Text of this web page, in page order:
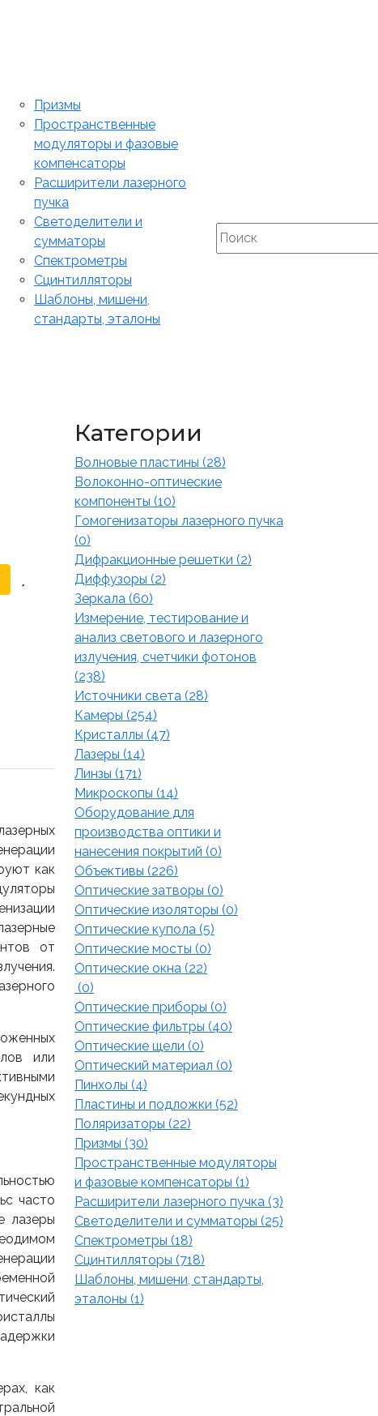
Призмы
Пространственные
модуляторы и фазовые
компенсаторы
Расширители лазерного
пучка
Светоделители и
сумматоры
Спектрометры
Сцинтилляторы
Шаблоны, мишени,
стандарты, эталоны
как
от
или
часто
лазеры
как
Категории
Волновые пластины (28)
Волоконно-оптические
компоненты (10)
Гомогенизаторы лазерного пучка
(0)
Дифракционные решетки (2)
Диффузоры (2)
Зеркала (60)
Измерение, тестирование и
анализ светового и лазерного
излучения, счетчики фотонов
(238)
Источники света (28)
Камеры (254)
Кристаллы (47)
Лазеры (14)
Линзы (171)
Микроскопы (14)
Оборудование для
производства оптики и
нанесения покрытий (0)
Объективы (226)
Оптические затворы (0)
Оптические изоляторы (0)
Оптические купола (5)
Оптические мосты (0)
Оптические окна (22)
(0)
Оптические приборы (0)
Оптические фильтры (40)
Оптические щели (0)
Оптический материал (0)
Пинхолы (4)
Пластины и подложки (52)
Поляризаторы (22)
Призмы (30)
Пространственные модуляторы
и фазовые компенсаторы (1)
Расширители лазерного пучка (3)
Светоделители и сумматоры (25)
Спектрометры (18)
Сцинтилляторы (718)
Шаблоны, мишени, стандарты,
эталоны (1)